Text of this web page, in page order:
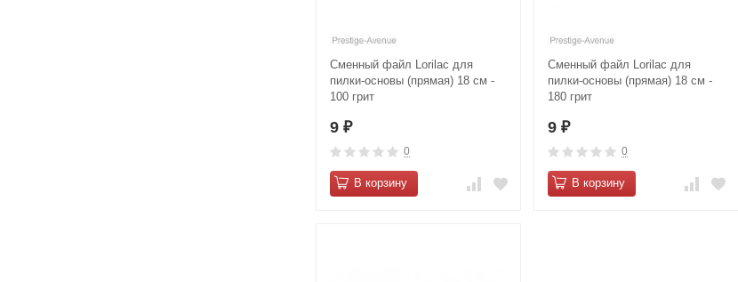
Сменный файл Lorilac для
пилки-основы (прямая) 18 см -
100 грит
9 ₽
0
В корзину
Сменный файл Lorilac для
пилки-основы (прямая) 18 см -
180 грит
9 ₽
0
В корзину